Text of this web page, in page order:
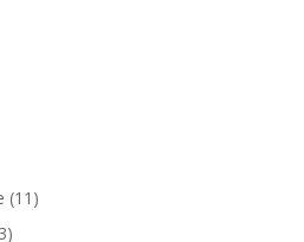
11 11
23